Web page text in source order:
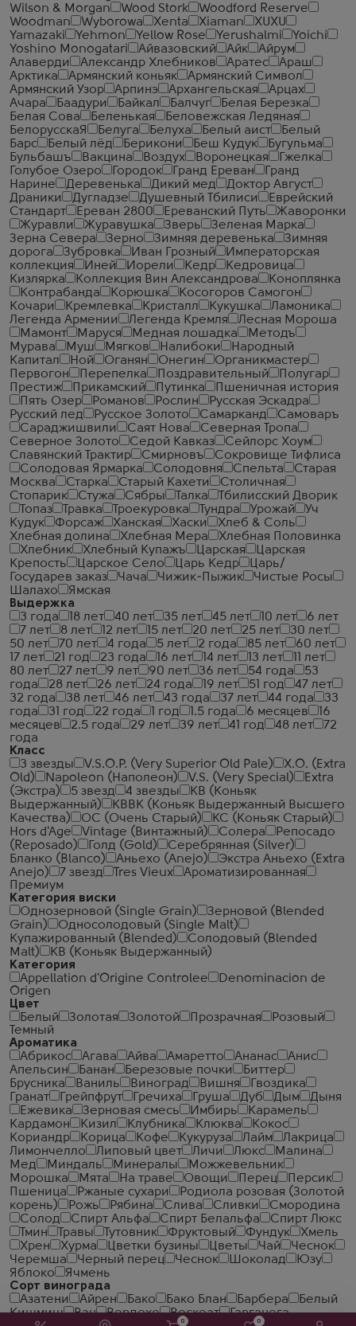
0 0
Wilson & Morgan
Wood Stork
Woodford Reserve
Woodman
Wyborowa Xenta Xiaman
XUXU
Yamazaki
Yehmon Yellow Rose Yerushalmi
Yoichi
Yoshino Monogatari
Айвазовский Айк
Айрум
Алаверди
Александр Хлебников Аратес
Араш
Арктика
Армянский коньяк
Армянский Символ
Армянский Узор
Арпинэ Архангельская
Арцах
Ачара
Баадури Байкал Балчуг
Белая Березка
Белая Сова
Беленькая
Беловежская Ледяная
БелорусскаЯ
Белуга Белуха Белый аист
Белый
Барс
Белый лёд Берикони Беш Кудук
Бугульма
Бульбашъ
Вакцина Воздух Воронецкая
Гжелка
Голубое Озеро
Городок Гранд Ереван
Гранд
Нарине
Деревенька Дикий мед
Доктор Август
Драники
Дугладзе Душевный Тбилиси
Еврейский
Стандарт
Ереван 2800 Ереванский Путь
Жаворонки
Журавли
Журавушка Зверь
Зеленая Марка
Зерна Севера
Зерно Зимняя деревенька
Зимняя
дорога
Зубровка Иван Грозный
Императорская
коллекция
Иней Иорели Кедр
Кедровица
Кизлярка
Коллекция Вин Александрова
Коноплянка
Контрабанда
Корюшка
Косогоров Самогон
Кочари
Кремлевка Кристалл Кукушка
Ламоника
Легенда Армении
Легенда Кремля
Лесная Мороша
Мамонт
Маруся Медная лошадка
Методъ
Мурава
Муш Мягков Налибоки
Народный
Капитал
Ной Оганян Онегин
Органикмастер
Первогон
Перепелка Поздравительный
Полугар
Престиж
Прикамский Путинка
Пшеничная история
Пять Озер
Романов Рослин
Русская Эскадра
Русский лед
Русское Золото Самарканд
Самоваръ
Сараджишвили
Саят Нова
Северная Тропа
Северное Золото
Седой Кавказ
Сейлорс Хоум
Славянский Трактир
Смирновъ
Сокровище Тифлиса
Солодовая Ярмарка
Солодовня Спельта
Старая
Москва
Старка Старый Кахети
Столичная
Стопарик
Стужа Сябры Талка
Тбилисский Дворик
Топаз
Травка Троекуровка Тундра Урожай
Уч
Кудук
Форсаж Ханская Хаски
Хлеб & Соль
Хлебная долина
Хлебная Мера
Хлебная Половинка
Хлебник
Хлебный Купажъ Царская
Царская
Крепость
Царское Село Царь Кедр
Царь/
Государев заказ
Чача Чижик-Пыжик
Чистые Росы
Шалахо
Ямская
Выдержка
3 года
18 лет 40 лет 35 лет 45 лет 10 лет
6 лет
7 лет
8 лет 12 лет 15 лет 20 лет 25 лет
30 лет
50 лет
70 лет 4 года 5 лет 2 года 85 лет
60 лет
17 лет
21 год 23 года 16 лет 14 лет 13 лет
11 лет
80 лет
27 лет 9 лет 90 лет 36 лет 54 года
53
года
28 лет 26 лет 24 года 19 лет 51 год
47 лет
32 года
38 лет 46 лет 43 года 37 лет 44 года
33
года
31 год 22 года 1 год 1.5 года 6 месяцев
16
месяцев
2.5 года 29 лет 39 лет 41 год 48 лет
72
года
Класс
3 звезды
V.S.O.P. (Very Superior Old Pale)
X.O. (Extra
Old)
Napoleon (Наполеон) V.S. (Very Special)
Extra
(Экстра)
5 звезд 4 звезды
КВ (Коньяк
Выдержанный)
КВВК (Коньяк Выдержанный Высшего
Качества)
ОС (Очень Старый)
КС (Коньяк Старый)
Hors d'Age
Vintage (Винтажный) Солера
Репосадо
(Reposado)
Голд (Gold)
Серебрянная (Silver)
Бланко (Blanco)
Аньехо (Anejo)
Экстра Аньехо (Extra
Anejo)
7 звезд Tres Vieux
Ароматизированная
Премиум
Категория виски
Однозерновой (Single Grain)
Зерновой (Blended
Grain)
Односолодовый (Single Malt)
Купажированный (Blended)
Солодовый (Blended
Malt)
КВ (Коньяк Выдержанный)
Категория
Appellation d'Origine Controlee
Denominacion de
Origen
Цвет
Белый
Золотая Золотой Прозрачная
Розовый
Темный
Ароматика
Абрикос
Агава Айва Амаретто Ананас
Анис
Апельсин
Банан Березовые почки
Биттер
Брусника
Ваниль Виноград Вишня
Гвоздика
Гранат
Грейпфрут Гречиха Груша Дуб Дым
Дыня
Ежевика
Зерновая смесь Имбирь
Карамель
Кардамон
Кизил Клубника Клюква
Кокос
Кориандр
Корица Кофе Кукуруза Лайм
Лакрица
Лимончелло
Липовый цвет Личи Люкс
Малина
Мед
Миндаль Минералы
Можжевельник
Морошка
Мята На траве Овощи Перец
Персик
Пшеница
Ржаные сухари
Родиола розовая (Золотой
корень)
Рожь Рябина Слива Сливки
Смородина
Солод
Спирт Альфа Спирт Белальфа
Спирт Люкс
Тмин
Травы Тутовник Фруктовый Фундук
Хмель
Хрен
Хурма Цветки бузины Цветы Чай
Чеcнок
Черемша
Черный перец Чеснок Шоколад
Юзу
Яблоко
Ячмень
Сорт винограда
Азатени
Айрен Бако Бако Блан Барбера
Белый
Кишмиш
Ван Вердехо Воскеат
Гарганега